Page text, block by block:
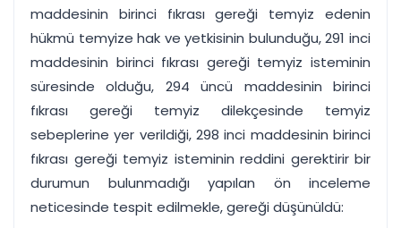
maddesinin birinci fıkrası gereği temyiz edenin
hükmü temyize hak ve yetkisinin bulunduğu, 291 inci
maddesinin birinci fıkrası gereği temyiz isteminin
süresinde olduğu, 294 üncü maddesinin birinci
fıkrası gereği temyiz dilekçesinde temyiz
sebeplerine yer verildiği, 298 inci maddesinin birinci
fıkrası gereği temyiz isteminin reddini gerektirir bir
durumun bulunmadığı yapılan ön inceleme
neticesinde tespit edilmekle, gereği düşünüldü: